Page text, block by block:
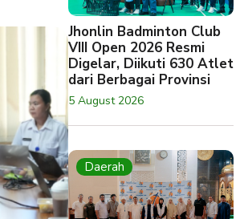
Jhonlin Badminton Club
VIII Open 2026 Resmi
Digelar, Diikuti 630 Atlet
dari Berbagai Provinsi
5 August 2026
Daerah